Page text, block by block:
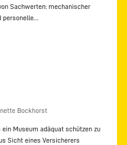
Sachwerten: mechanischer
Bockhorst
Museum adäquat schützen zu
Sicht eines Versicherers